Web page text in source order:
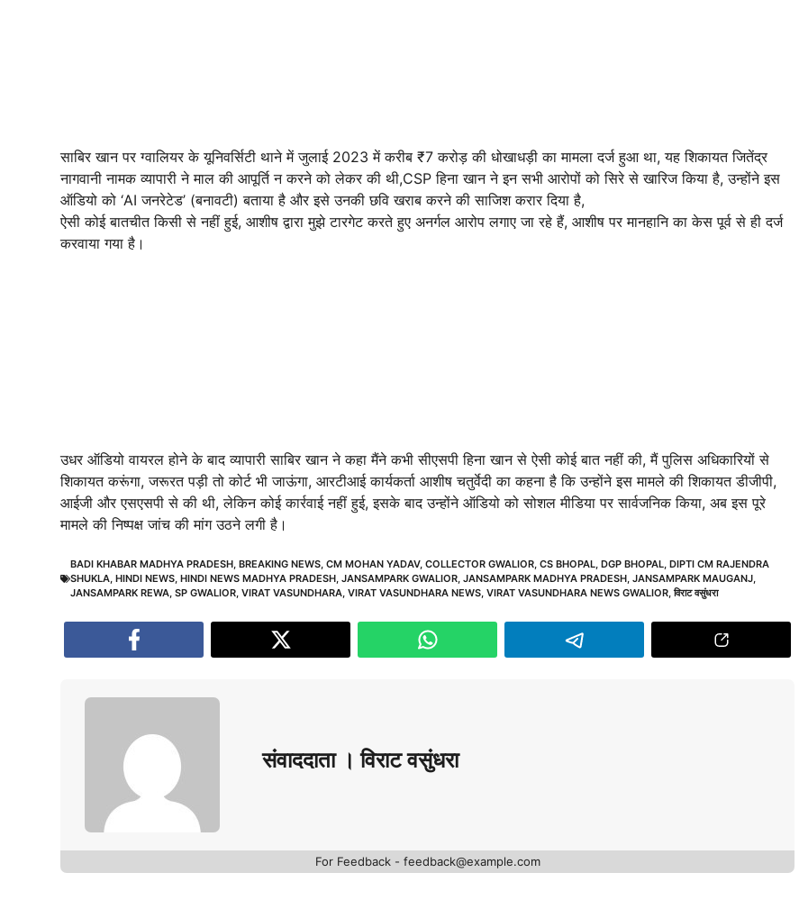
साबिर खान पर ग्वालियर के यूनिवर्सिटी थाने में जुलाई 2023 में करीब ₹7 करोड़ की धोखाधड़ी का मामला दर्ज हुआ था, यह शिकायत जितेंद्र
नागवानी नामक व्यापारी ने माल की आपूर्ति न करने को लेकर की थी,CSP हिना खान ने इन सभी आरोपों को सिरे से खारिज किया है, उन्होंने इस
ऑडियो को ‘AI जनरेटेड’ (बनावटी) बताया है और इसे उनकी छवि खराब करने की साजिश करार दिया है,
ऐसी कोई बातचीत किसी से नहीं हुई, आशीष द्वारा मुझे टारगेट करते हुए अनर्गल आरोप लगाए जा रहे हैं, आशीष पर मानहानि का केस पूर्व से ही दर्ज
करवाया गया है।
उधर ऑडियो वायरल होने के बाद व्यापारी साबिर खान ने कहा मैंने कभी सीएसपी हिना खान से ऐसी कोई बात नहीं की, मैं पुलिस अधिकारियों से
शिकायत करूंगा, जरूरत पड़ी तो कोर्ट भी जाऊंगा, आरटीआई कार्यकर्ता आशीष चतुर्वेदी का कहना है कि उन्होंने इस मामले की शिकायत डीजीपी,
आईजी और एसएसपी से की थी, लेकिन कोई कार्रवाई नहीं हुई, इसके बाद उन्होंने ऑडियो को सोशल मीडिया पर सार्वजनिक किया, अब इस पूरे
मामले की निष्पक्ष जांच की मांग उठने लगी है।
BADI KHABAR MADHYA PRADESH, BREAKING NEWS, CM MOHAN YADAV, COLLECTOR GWALIOR, CS BHOPAL, DGP BHOPAL, DIPTI CM RAJENDRA
SHUKLA, HINDI NEWS, HINDI NEWS MADHYA PRADESH, JANSAMPARK GWALIOR, JANSAMPARK MADHYA PRADESH, JANSAMPARK MAUGANJ,
JANSAMPARK REWA, SP GWALIOR, VIRAT VASUNDHARA, VIRAT VASUNDHARA NEWS, VIRAT VASUNDHARA NEWS GWALIOR,विराट वसुंधरा
संवाददाता । विराट वसुंधरा
For Feedback - feedback@example.com